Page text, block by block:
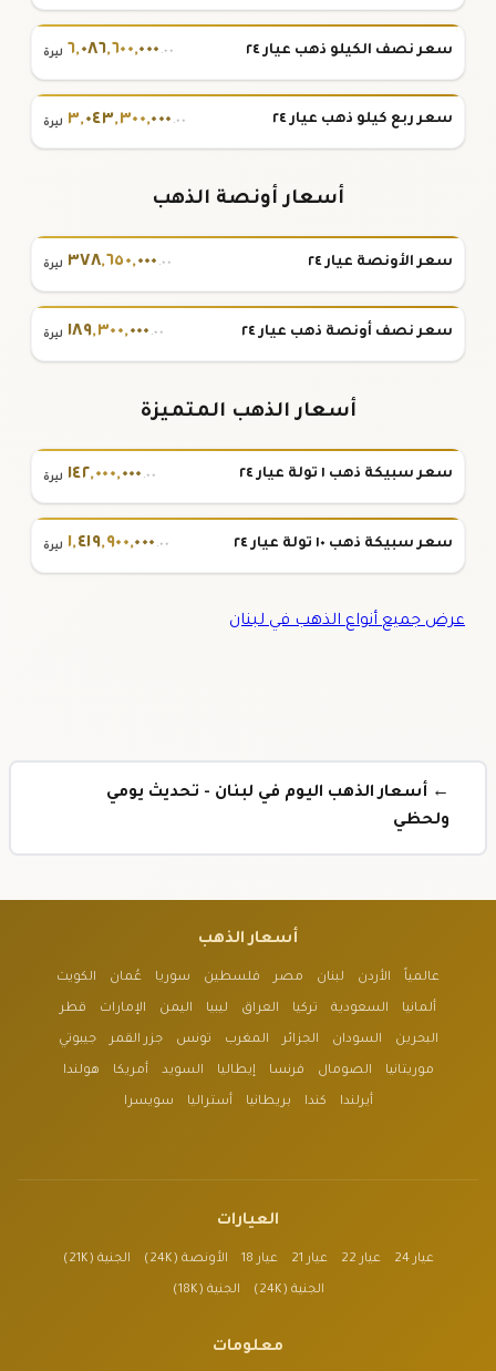
سعر نصف الكيلو ذهب عيار ٢٤ ٦,٠٨٦,٦٠٠,٠٠٠ .٠٠ ليرة
سعر ربع كيلو ذهب عيار ٢٤ ٣,٠٤٣,٣٠٠,٠٠٠ .٠٠ ليرة
أسعار أونصة الذهب
سعر الأونصة عيار ٢٤ ٣٧٨,٦٥٠,٠٠٠ .٠٠ ليرة
سعر نصف أونصة ذهب عيار ٢٤ ١٨٩,٣٠٠,٠٠٠ .٠٠ ليرة
أسعار الذهب المتميزة
سعر سبيكة ذهب ١ تولة عيار ٢٤ ١٤٢,٠٠٠,٠٠٠ .٠٠ ليرة
سعر سبيكة ذهب ١٠ تولة عيار ٢٤ ١,٤١٩,٩٠٠,٠٠٠ .٠٠ ليرة
عرض جميع أنواع الذهب في لبنان
← أسعار الذهب اليوم في لبنان - تحديث يومي
ولحظي
أسعار الذهب
عالمياً الأردن لبنان مصر فلسطين سوريا عُمان الكويت
ألمانيا السعودية تركيا العراق ليبيا اليمن الإمارات قطر
البحرين السودان الجزائر المغرب تونس جزر القمر جيبوتي
موريتانيا الصومال فرنسا إيطاليا السويد أمريكا هولندا
أيرلندا كندا بريطانيا أستراليا سويسرا
العيارات
عيار 24 عيار 22 عيار 21 عيار 18 الأونصة (24K) الجنية (21K)
الجنية (24K) الجنية (18K)
معلومات